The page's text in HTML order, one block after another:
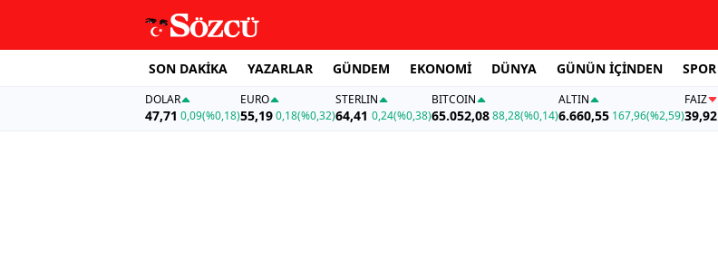
SON DAKİKA YAZARLAR GÜNDEM EKONOMİ DÜNYA GÜNÜN İÇİNDEN SPOR
DOLAR
47,71 0,09(%0,18)
EURO
55,19 0,18(%0,32)
STERLIN
64,41 0,24(%0,38)
BITCOIN
65.052,0888,28(%0,14)
ALTIN
6.660,55 167,96(%2,59)
FAİZ
39,92